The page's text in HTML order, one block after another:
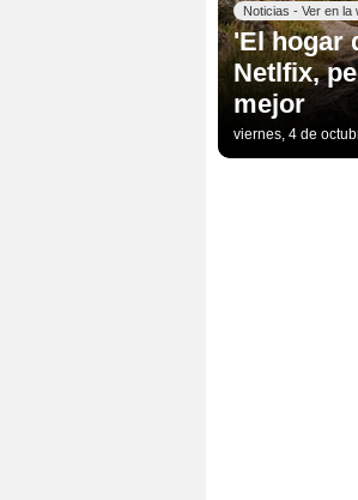
Noticias - Ver en la
'El hogar
Netlfix,
mejor
viernes, 4 de